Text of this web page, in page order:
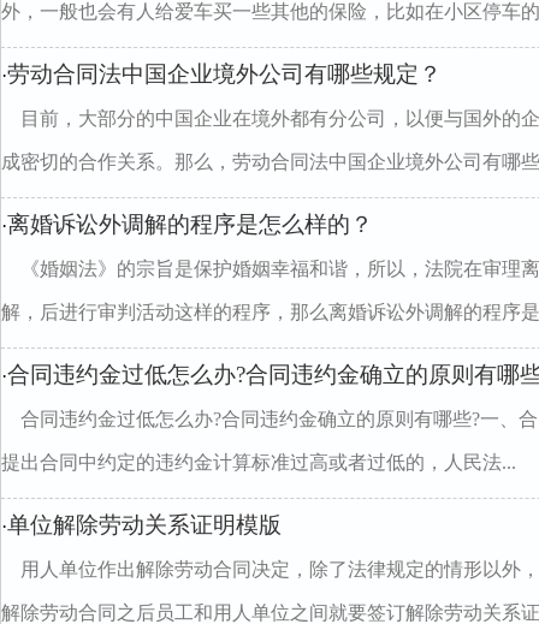
外，一般也会有人给爱车买一些其他的保险，比如在小区停车
·劳动合同法中国企业境外公司有哪些规定？
目前，大部分的中国企业在境外都有分公司，以便与国外的
成密切的合作关系。那么，劳动合同法中国企业境外公司有哪
·离婚诉讼外调解的程序是怎么样的？
《婚姻法》的宗旨是保护婚姻幸福和谐，所以，法院在审理
解，后进行审判活动这样的程序，那么离婚诉讼外调解的程序
·合同违约金过低怎么办?合同违约金确立的原则有哪
合同违约金过低怎么办?合同违约金确立的原则有哪些?一、
提出合同中约定的违约金计算标准过高或者过低的，人民法...
·单位解除劳动关系证明模版
用人单位作出解除劳动合同决定，除了法律规定的情形以外
解除劳动合同之后员工和用人单位之间就要签订解除劳动关系